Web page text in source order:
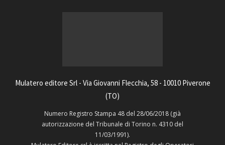
Mulatero editore Srl - Via Giovanni Flecchia, 58 - 10010 Piverone
(TO)
Numero Registro Stampa 48 del 28/06/2018 (già
autorizzazione del Tribunale di Torino n. 4310 del
11/03/1991).